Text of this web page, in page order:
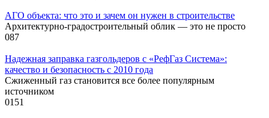
АГО объекта: что это и зачем он нужен в строительстве
Архитектурно-градостроительный облик — это не просто
087
Надежная заправка газгольдеров с «РефГаз Система»:
качество и безопасность с 2010 года
Сжиженный газ становится все более популярным
источником
0151